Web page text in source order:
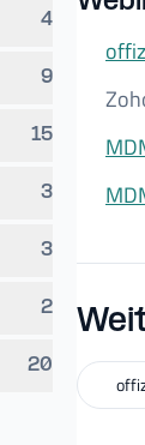
4
9
15
3
3
2
20